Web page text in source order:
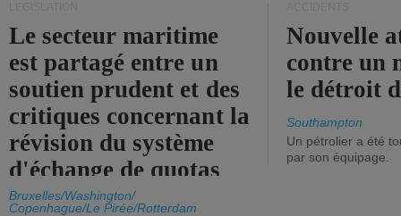
Le secteur maritime
est partagé entre un
soutien prudent et des
critiques concernant la
révision du système
d'échange de quotas
d'émission de l'UE.
Bruxelles/Washington/
Copenhague/Le Pirée/Rotterdam
Nouvelle
contre un
le détroit
Southampton
Un pétrolier a été
par son équipage.